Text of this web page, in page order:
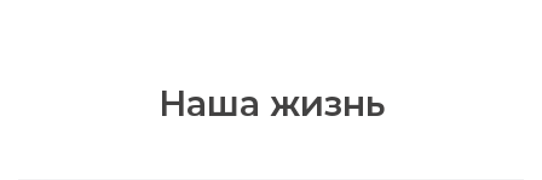
Наша жизнь